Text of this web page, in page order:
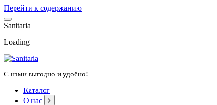
Перейти к содержанию
Sanitaria
Loading
С нами выгодно и удобно!
Каталог
О нас